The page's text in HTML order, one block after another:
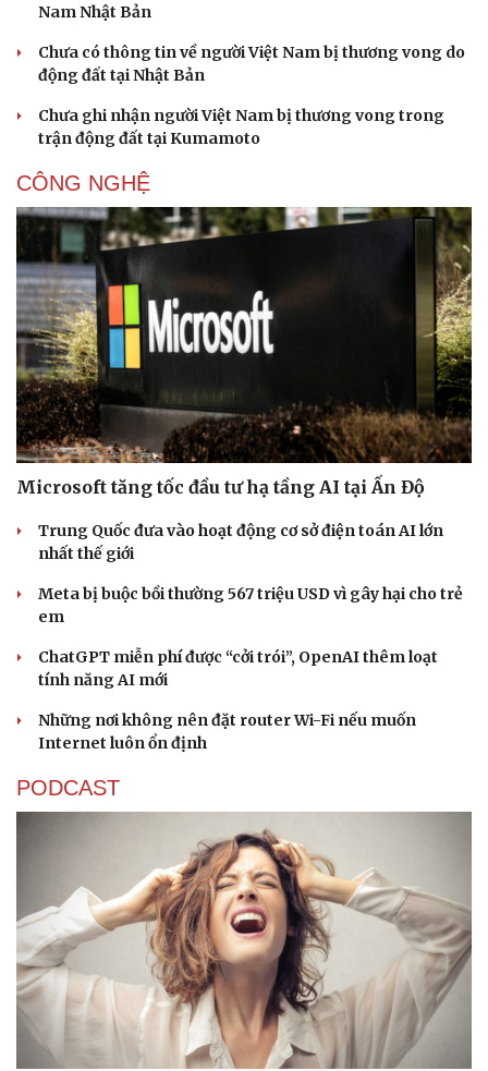
Văn hóa
Sân khấu - Điện ảnh
Văn học
Âm nhạc
Giải trí
Nghệ sĩ
Thời trang
Sao Việt
Nam Nhật Bản
Chưa có thông tin về người Việt Nam bị thương vong do
động đất tại Nhật Bản
Chưa ghi nhận người Việt Nam bị thương vong trong
trận động đất tại Kumamoto
CÔNG NGHỆ
Microsoft tăng tốc đầu tư hạ tầng AI tại Ấn Độ
Trung Quốc đưa vào hoạt động cơ sở điện toán AI lớn
nhất thế giới
Meta bị buộc bồi thường 567 triệu USD vì gây hại cho trẻ
em
ChatGPT miễn phí được “cởi trói”, OpenAI thêm loạt
tính năng AI mới
Những nơi không nên đặt router Wi-Fi nếu muốn
Internet luôn ổn định
PODCAST